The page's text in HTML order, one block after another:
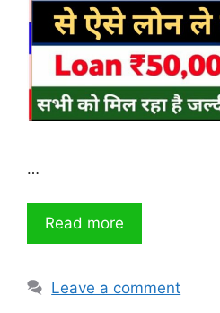
…
Read more
Leave a comment